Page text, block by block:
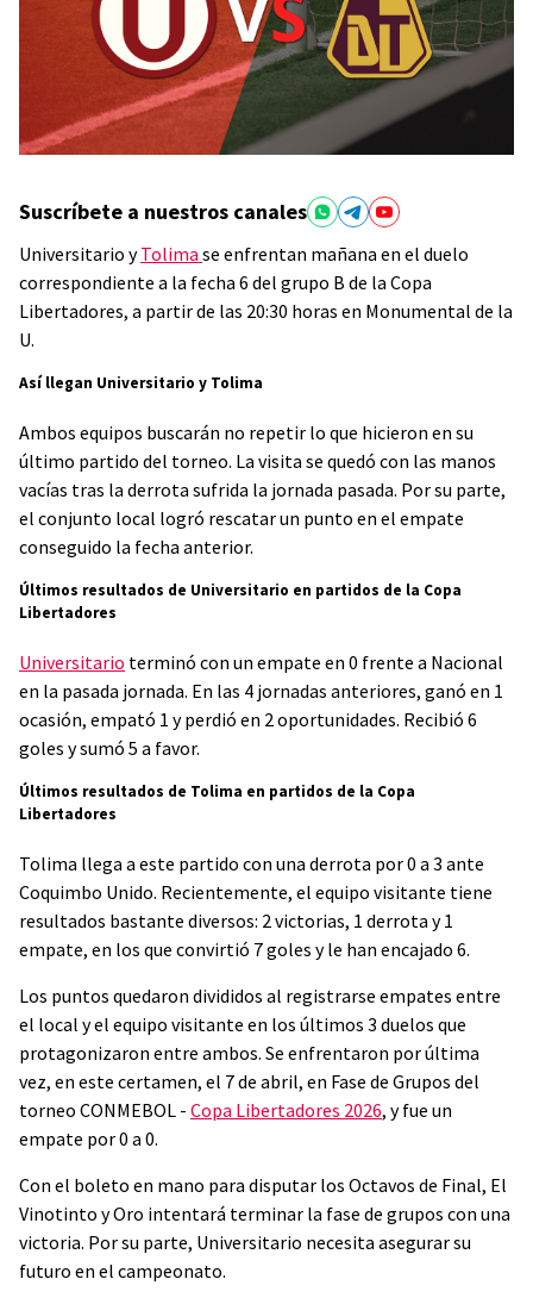
Suscríbete a nuestros canales
Universitario yTolima se enfrentan mañana en el duelo
correspondiente a la fecha 6 del grupo B de la Copa
Libertadores, a partir de las 20:30 horas en Monumental de la
U.
Así llegan Universitario y Tolima
Ambos equipos buscarán no repetir lo que hicieron en su
último partido del torneo. La visita se quedó con las manos
vacías tras la derrota sufrida la jornada pasada. Por su parte,
el conjunto local logró rescatar un punto en el empate
conseguido la fecha anterior.
Últimos resultados de Universitario en partidos de la Copa
Libertadores
Universitario terminó con un empate en 0 frente a Nacional
en la pasada jornada. En las 4 jornadas anteriores, ganó en 1
ocasión, empató 1 y perdió en 2 oportunidades. Recibió 6
goles y sumó 5 a favor.
Últimos resultados de Tolima en partidos de la Copa
Libertadores
Tolima llega a este partido con una derrota por 0 a 3 ante
Coquimbo Unido. Recientemente, el equipo visitante tiene
resultados bastante diversos: 2 victorias, 1 derrota y 1
empate, en los que convirtió 7 goles y le han encajado 6.
Los puntos quedaron divididos al registrarse empates entre
el local y el equipo visitante en los últimos 3 duelos que
protagonizaron entre ambos. Se enfrentaron por última
vez, en este certamen, el 7 de abril, en Fase de Grupos del
torneo CONMEBOL - Copa Libertadores 2026, y fue un
empate por 0 a 0.
Con el boleto en mano para disputar los Octavos de Final, El
Vinotinto y Oro intentará terminar la fase de grupos con una
victoria. Por su parte, Universitario necesita asegurar su
futuro en el campeonato.